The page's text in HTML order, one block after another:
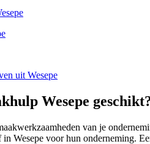
uit Wesepe
Wesepe
van je
Wesepe voor hun onderneming.